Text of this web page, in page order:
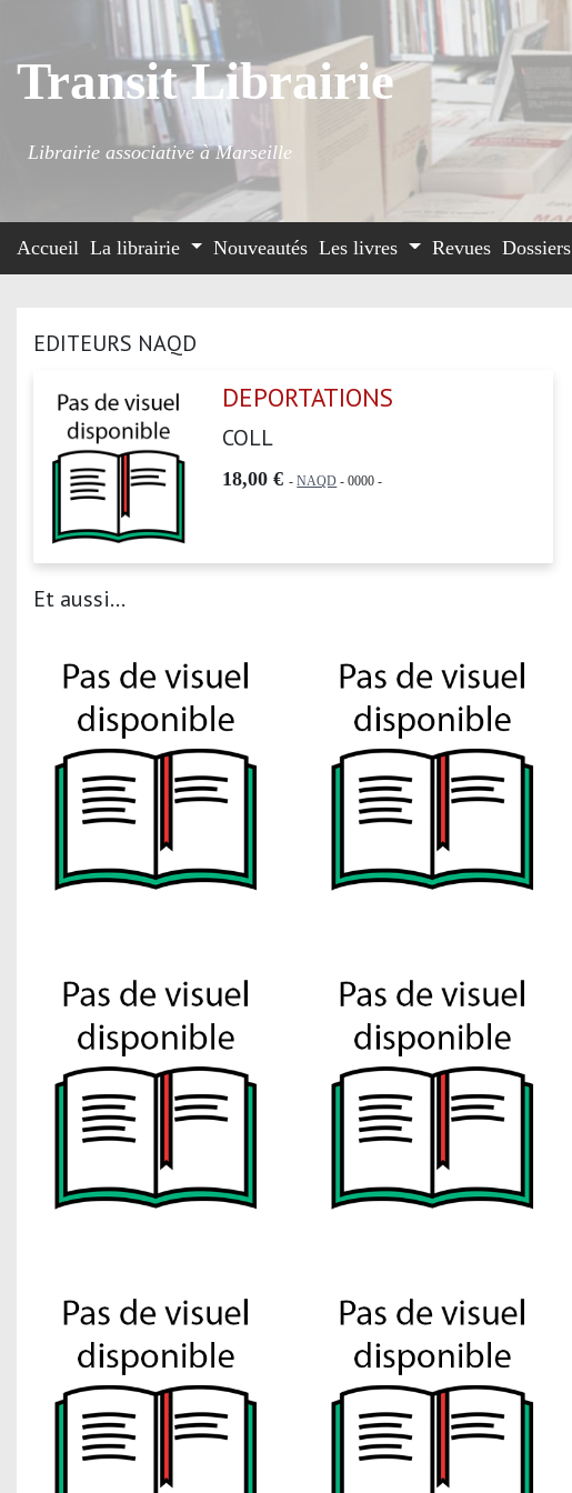
Transit Librairie
Librairie associative à Marseille
Accueil La librairie Nouveautés Les livres Revues Dossiers
EDITEURS NAQD
DEPORTATIONS
COLL
18,00 € -NAQD - 0000 -
Et aussi...